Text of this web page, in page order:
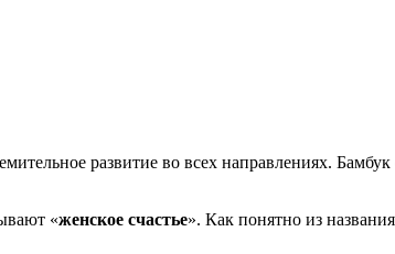
развитие во всех направлениях.
«женское счастье». Как понятно из